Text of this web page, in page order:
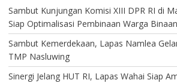
Sambut Kunjungan Komisi XIII DPR RI di
Siap Optimalisasi Pembinaan Warga Binaan
Sambut Kemerdekaan, Lapas Namlea
TMP Nasluwing
Sinergi Jelang HUT RI, Lapas Wahai Siap